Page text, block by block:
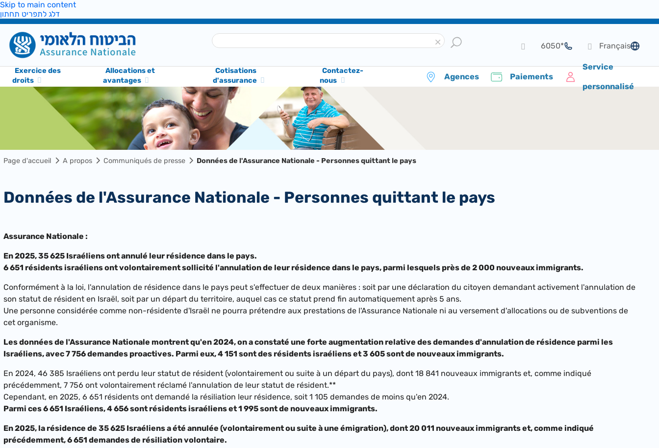
Skip to main content
דלג לתפריט תחתון
de langue
Français
*6050
Exercice des
droits
Allocations et
avantages
Cotisations
d'assurance
Contactez-
nous
Agences Paiements
Service
personnalisé
Page d'accueil A propos Communiqués de presse Données de l'Assurance Nationale - Personnes quittant le pays
Données de l'Assurance Nationale - Personnes quittant le pays
Assurance Nationale :
En 2025, 35 625 Israéliens ont annulé leur résidence dans le pays.
6 651 résidents israéliens ont volontairement sollicité l'annulation de leur résidence dans le pays, parmi lesquels près de 2 000 nouveaux immigrants.
Conformément à la loi, l'annulation de résidence dans le pays peut s'effectuer de deux manières : soit par une déclaration du citoyen demandant activement l'annulation de
son statut de résident en Israël, soit par un départ du territoire, auquel cas ce statut prend fin automatiquement après 5 ans.
Une personne considérée comme non-résidente d'Israël ne pourra prétendre aux prestations de l'Assurance Nationale ni au versement d'allocations ou de subventions de
cet organisme.
Les données de l'Assurance Nationale montrent qu'en 2024, on a constaté une forte augmentation relative des demandes d'annulation de résidence parmi les
Israéliens, avec 7 756 demandes proactives. Parmi eux, 4 151 sont des résidents israéliens et 3 605 sont de nouveaux immigrants.
En 2024, 46 385 Israéliens ont perdu leur statut de résident (volontairement ou suite à un départ du pays), dont 18 841 nouveaux immigrants et, comme indiqué
précédemment, 7 756 ont volontairement réclamé l'annulation de leur statut de résident.**
Cependant, en 2025, 6 651 résidents ont demandé la résiliation leur résidence, soit 1 105 demandes de moins qu'en 2024.
Parmi ces 6 651 Israéliens, 4 656 sont résidents israéliens et 1 995 sont de nouveaux immigrants.
En 2025, la résidence de 35 625 Israéliens a été annulée (volontairement ou suite à une émigration), dont 20 011 nouveaux immigrants et, comme indiqué
précédemment, 6 651 demandes de résiliation volontaire.